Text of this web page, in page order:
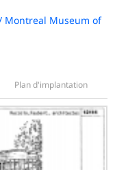
Montreal Museum of
Plan d'implantation